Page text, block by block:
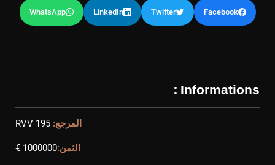
Facebook
Twitter
LinkedIn
WhatsApp
Informations :
المرجع: RVV 195
الثمن:1000000 €